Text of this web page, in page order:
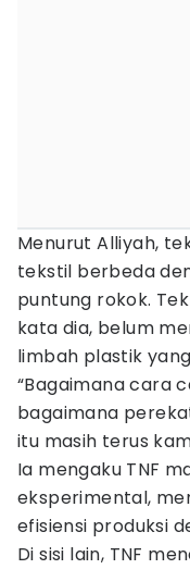
Menurut Alliyah,
tekstil berbeda
puntung rokok.
kata dia, belum
limbah plastik
“Bagaimana cara
bagaimana
itu masih terus
Ia mengaku TNF
eksperimental,
efisiensi produksi
Di sisi lain, TNF